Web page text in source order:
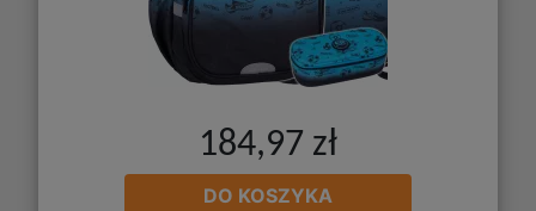
184,97 zł
DO KOSZYKA